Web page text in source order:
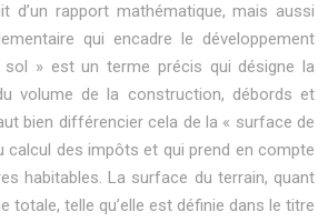
d’un rapport mathématique, mais aussi
qui encadre le développement
sol » est un terme précis qui désigne la
volume de la construction, débords et
bien différencier cela de la « surface de
calcul des impôts et qui prend en compte
habitables. La surface du terrain, quant
totale, telle qu’elle est définie dans le titre